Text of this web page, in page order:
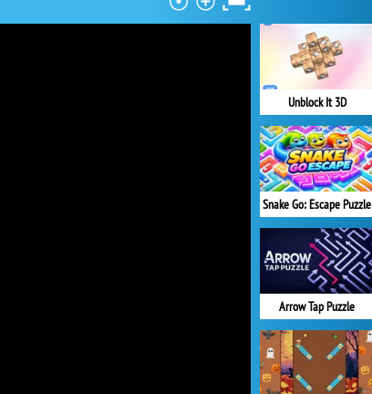
Unblock It 3D
Snake Go: Escape Puzzle
Arrow Tap Puzzle